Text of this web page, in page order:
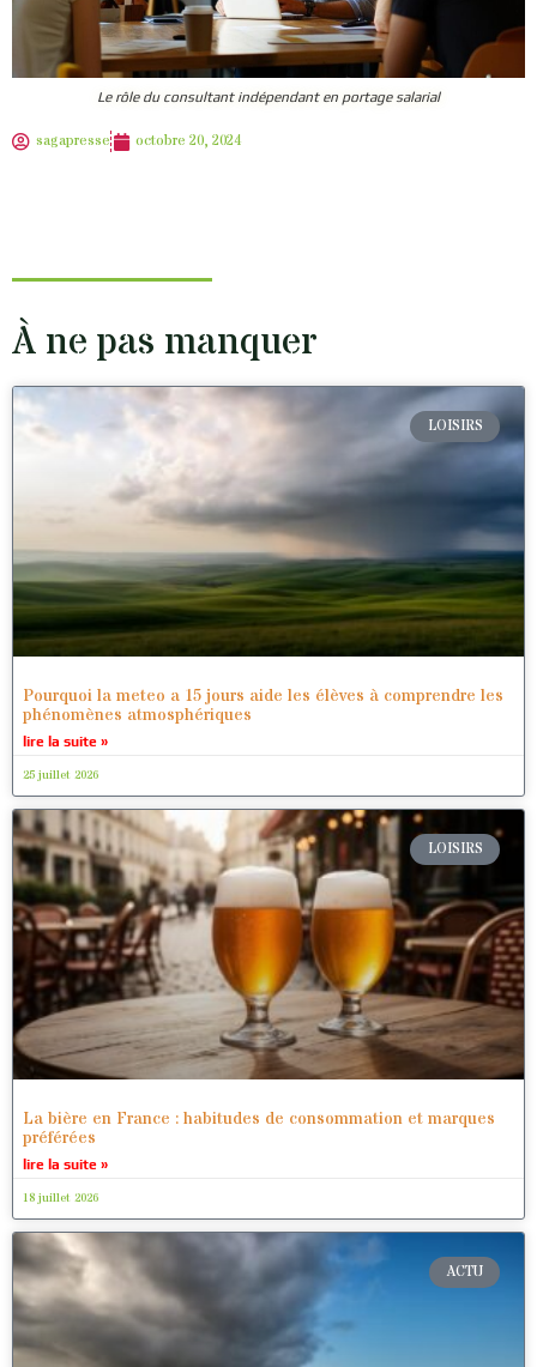
Le rôle du consultant indépendant en portage salarial
sagapresse octobre 20, 2024
À ne pas manquer
LOISIRS
Pourquoi la meteo a 15 jours aide les élèves à comprendre les
phénomènes atmosphériques
lire la suite »
25 juillet 2026
LOISIRS
La bière en France : habitudes de consommation et marques
préférées
lire la suite »
18 juillet 2026
ACTU